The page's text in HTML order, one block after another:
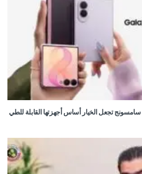
تجعل الخيار أساس أجهزتها القابلة للطي